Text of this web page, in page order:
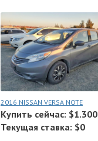
2016 NISSAN VERSA NOTE
Купить сейчас: $1.300
Текущая ставка: $0